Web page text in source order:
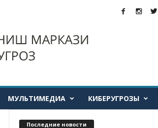
МУЛЬТИМЕДИА КИБЕРУГРОЗЫ
Последние новости